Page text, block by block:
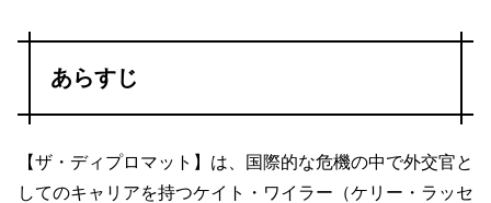
あらすじ
【ザ・ディプロマット】は、国際的な危機の中で外交官と
してのキャリアを持つケイト・ワイラー（ケリー・ラッセ